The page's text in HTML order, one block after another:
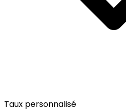
Taux personnalisé